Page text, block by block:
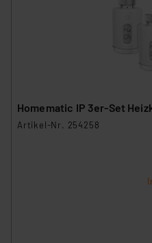
Homematic IP 3er-Set
Artikel-Nr. 254258